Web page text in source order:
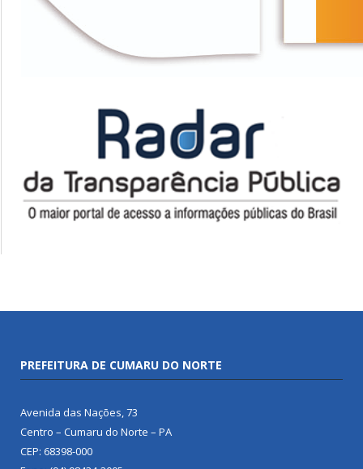
PREFEITURA DE CUMARU DO NORTE
Avenida das Nações, 73
Centro – Cumaru do Norte – PA
CEP: 68398-000